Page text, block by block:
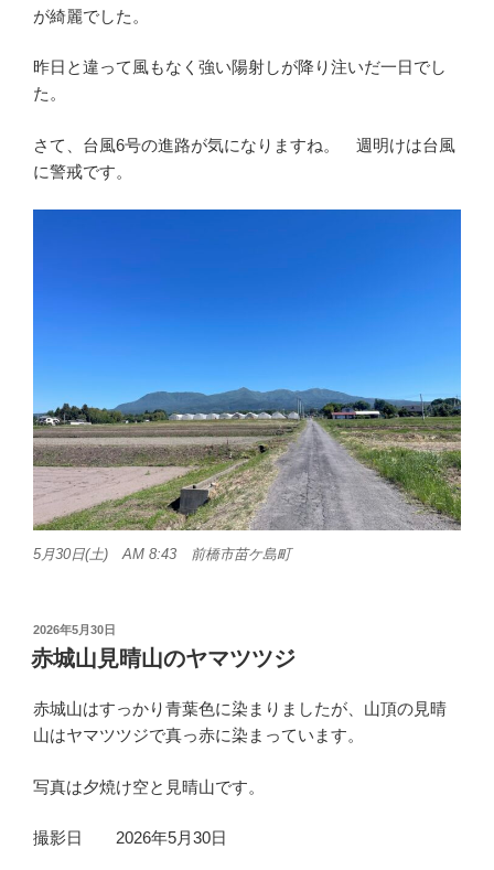
が綺麗でした。
昨日と違って風もなく強い陽射しが降り注いだ一日でし
た。
さて、台風6号の進路が気になりますね。 週明けは台風
に警戒です。
5月30日(土) AM 8:43 前橋市苗ケ島町
投
稿
日:
2026年5月30日
赤城山見晴山のヤマツツジ
赤城山はすっかり青葉色に染まりましたが、山頂の見晴
山はヤマツツジで真っ赤に染まっています。
写真は夕焼け空と見晴山です。
撮影日 2026年5月30日